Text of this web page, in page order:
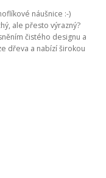
náušnice :-)
ale přesto výrazný?
čistého designu a
dřeva a nabízí širokou